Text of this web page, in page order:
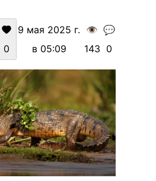
0
9 мая 2025 г.
в 05:09
👁️
143
💬
0